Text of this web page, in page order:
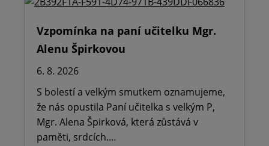
Vzpomínka na paní učitelku Mgr.
Alenu Špirkovou
6. 8. 2026
S bolestí a velkým smutkem oznamujeme,
že nás opustila Paní učitelka s velkým P,
Mgr. Alena Špirková, která zůstává v
paměti, srdcích.…